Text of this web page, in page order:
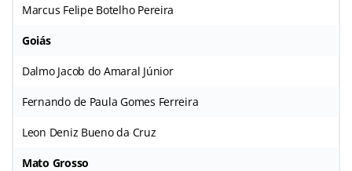
Marcus Felipe Botelho Pereira
Goiás
Dalmo Jacob do Amaral Júnior
Fernando de Paula Gomes Ferreira
Leon Deniz Bueno da Cruz
Mato Grosso